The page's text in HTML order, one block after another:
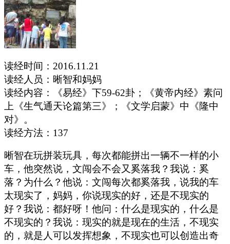
读经时间： 2016.11.21
读经人员：晰智和妈妈
读经内容：《易经》下59-62卦；《黄帝内经》素问
上《生气通天论篇第三》；《文学启蒙》中《隆中
对》。
读经方法： 137
晰智在玩拼装玩具，每次都能拼出一辆不一样的小
车，他突然说，文闯会不会又奚落我？我说：奚
落？为什么？ 他说：文闯每次都奚落我，说我的车
太现实了，妈妈，你说现实的好，还是不现实的
好？我说：都好呀！ 他问：什么是现实的，什么是
不现实的？我说：现实的就是现在的生活，不现实
的，就是人可以发挥想象，不现实也可以创造出奇